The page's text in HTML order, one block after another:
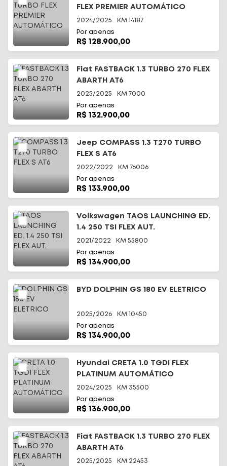
FLEX PREMIER AUTOMÁTICO
2024/2025 KM 14187
Por apenas
R$ 128.900,00
Fiat FASTBACK 1.3 TURBO 270 FLEX
ABARTH AT6
2025/2025 KM 7000
Por apenas
R$ 132.900,00
Jeep COMPASS 1.3 T270 TURBO
FLEX S AT6
2022/2022 KM 76006
Por apenas
R$ 133.900,00
Volkswagen TAOS LAUNCHING ED.
1.4 250 TSI FLEX AUT.
2021/2022 KM 55800
Por apenas
R$ 134.900,00
BYD DOLPHIN GS 180 EV ELETRICO
2025/2026 KM 10450
Por apenas
R$ 134.900,00
Hyundai CRETA 1.0 TGDI FLEX
PLATINUM AUTOMÁTICO
2024/2025 KM 35500
Por apenas
R$ 136.900,00
Fiat FASTBACK 1.3 TURBO 270 FLEX
ABARTH AT6
2025/2025 KM 22453